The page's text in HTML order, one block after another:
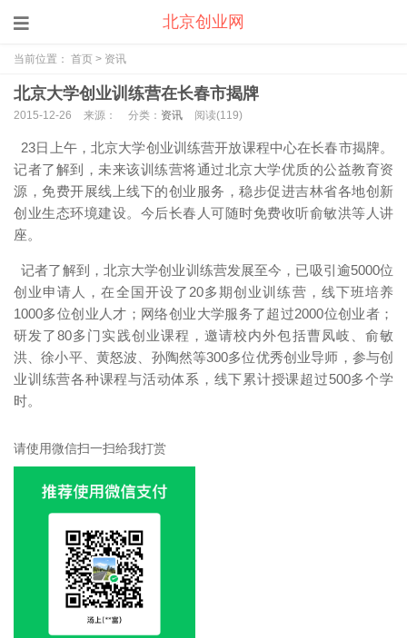
北京创业网
当前位置： 首页 > 资讯
北京大学创业训练营在长春市揭牌
2015-12-26 来源： 分类： 资讯 阅读(119)
23日上午，北京大学创业训练营开放课程中心在长春市揭牌。
记者了解到，未来该训练营将通过北京大学优质的公益教育资
源，免费开展线上线下的创业服务，稳步促进吉林省各地创新
创业生态环境建设。今后长春人可随时免费收听俞敏洪等人讲
座。
记者了解到，北京大学创业训练营发展至今，已吸引逾5000位
创业申请人，在全国开设了20多期创业训练营，线下班培养
1000多位创业人才；网络创业大学服务了超过2000位创业者；
研发了80多门实践创业课程，邀请校内外包括曹凤岐、俞敏
洪、徐小平、黄怒波、孙陶然等300多位优秀创业导师，参与创
业训练营各种课程与活动体系，线下累计授课超过500多个学
时。
请使用微信扫一扫给我打赏